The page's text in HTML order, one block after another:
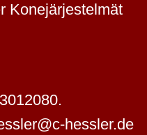
Konejärjestelmät
hessler.de